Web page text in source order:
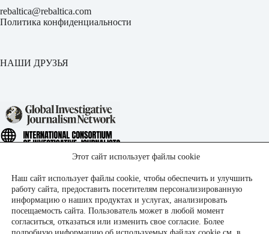
rebaltica@rebaltica.com
Политика конфиденциальности
НАШИ ДРУЗЬЯ
Этот сайт использует файлы cookie
Наш сайт использует файлы cookie, чтобы обеспечить и улучшить
работу сайта, предоставить посетителям персонализированную
информацию о наших продуктах и услугах, анализировать
посещаемость сайта. Пользователь может в любой момент
согласиться, отказаться или изменить свое согласие. Более